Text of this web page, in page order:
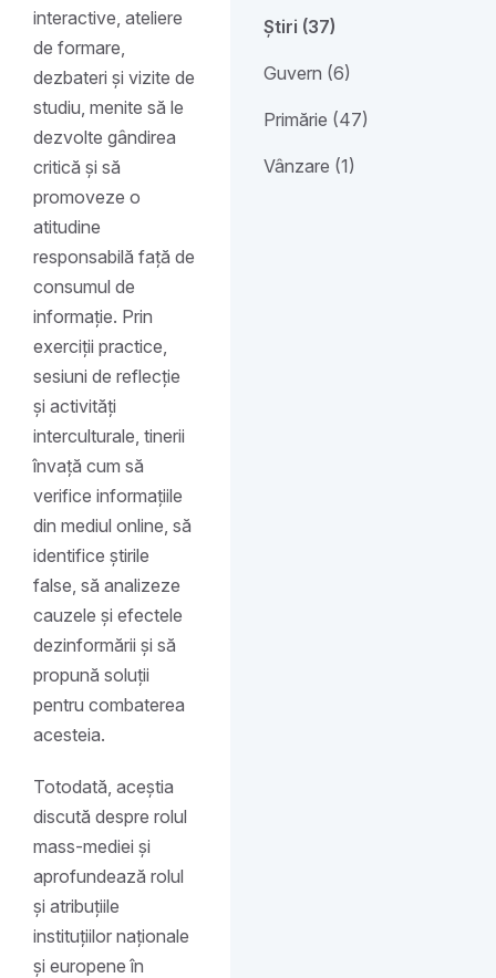
interactive, ateliere
de formare,
dezbateri și vizite de
studiu, menite să le
dezvolte gândirea
critică și să
promoveze o
atitudine
responsabilă față de
consumul de
informație. Prin
exerciții practice,
sesiuni de reflecție
și activități
interculturale, tinerii
învață cum să
verifice informațiile
din mediul online, să
identifice știrile
false, să analizeze
cauzele și efectele
dezinformării și să
propună soluții
pentru combaterea
acesteia.
Totodată, aceștia
discută despre rolul
mass-mediei și
aprofundează rolul
și atribuțiile
instituțiilor naționale
și europene în
Știri (37)
Guvern (6)
Primărie (47)
Vânzare (1)